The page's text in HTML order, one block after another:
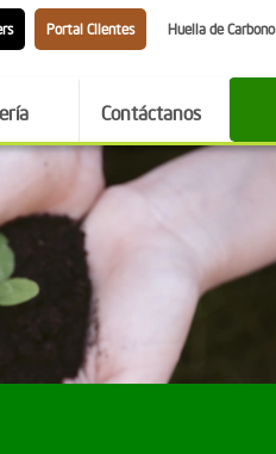
Portal Clientes Huella de Carbono
Contáctanos